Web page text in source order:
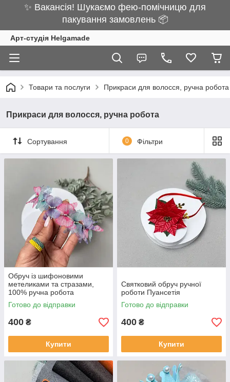
✨ Вакансія! Шукаємо фею-помічницю для
пакування замовлень 📦
Арт-студія Helgamade
Товари та послуги Прикраси для волосся, ручна робота
Прикраси для волосся, ручна робота
Сортування 0 Фільтри
Обруч із шифоновими
метеликами та стразами,
100% ручна робота
Готово до відправки
400 ₴
Купити
Святковий обруч ручної
роботи Пуансетія
Готово до відправки
400 ₴
Купити